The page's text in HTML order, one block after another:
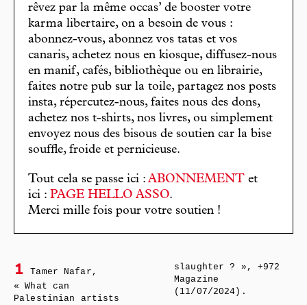
rêvez par la même occas’ de booster votre
karma libertaire, on a besoin de vous :
abonnez-vous, abonnez vos tatas et vos
canaris, achetez nous en kiosque, diffusez-nous
en manif, cafés, bibliothèque ou en librairie,
faites notre pub sur la toile, partagez nos posts
insta, répercutez-nous, faites nous des dons,
achetez nos t-shirts, nos livres, ou simplement
envoyez nous des bisous de soutien car la bise
souffle, froide et pernicieuse.
Tout cela se passe ici : ABONNEMENT et
ici : PAGE HELLO ASSO.
Merci mille fois pour votre soutien !
1
Tamer Nafar,
« What can
Palestinian artists
slaughter ? », +972
Magazine
(11/07/2024).